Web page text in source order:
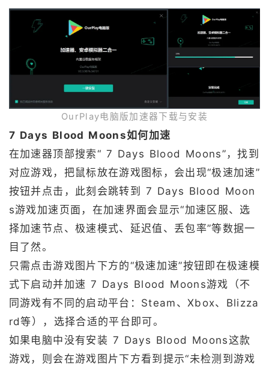
OurPlay电脑版加速器下载与安装
7 Days Blood Moons如何加速
在加速器顶部搜索“ 7 Days Blood Moons”，找到
对应游戏，把鼠标放在游戏图标，会出现“极速加速”
按钮并点击，此刻会跳转到 7 Days Blood Moon
s游戏加速页面，在加速界面会显示“加速区服、选
择加速节点、极速模式、延迟值、丢包率”等数据一
目了然。
只需点击游戏图片下方的“极速加速”按钮即在极速模
式下启动并加速 7 Days Blood Moons游戏（不
同游戏有不同的启动平台：Steam、Xbox、Blizza
rd等），选择合适的平台即可。
如果电脑中没有安装 7 Days Blood Moons这款
游戏，则会在游戏图片下方看到提示“未检测到游戏